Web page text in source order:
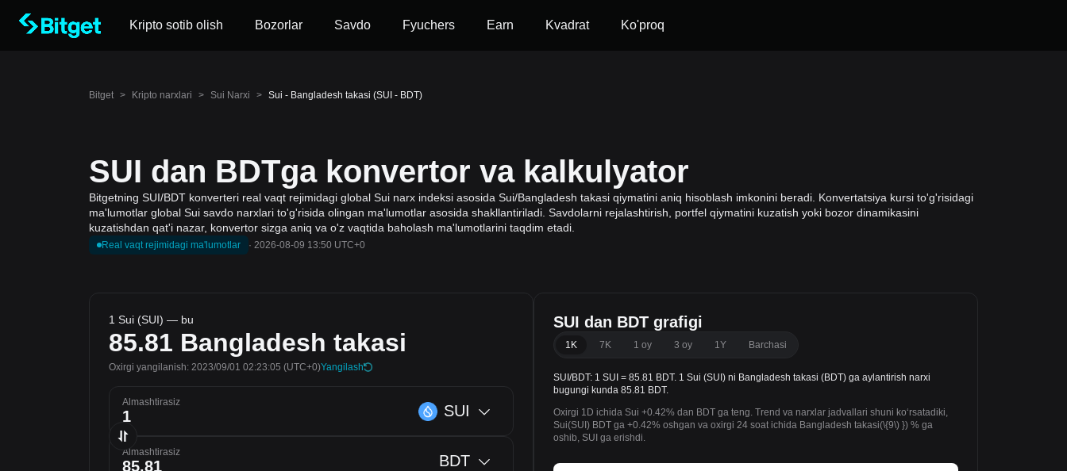
Kripto sotib olish Bozorlar Savdo Fyuchers Earn Kvadrat Ko'proq
Bitget > Kripto narxlari > Sui Narxi > Sui - Bangladesh takasi (SUI - BDT)
SUI dan BDTga konvertor va kalkulyator
Bitgetning SUI/BDT konverteri real vaqt rejimidagi global Sui narx indeksi asosida Sui/Bangladesh takasi qiymatini aniq hisoblash imkonini beradi. Konvertatsiya kursi to'g'risidagi
ma'lumotlar global Sui savdo narxlari to'g'risida olingan ma'lumotlar asosida shakllantiriladi. Savdolarni rejalashtirish, portfel qiymatini kuzatish yoki bozor dinamikasini
kuzatishdan qat'i nazar, konvertor sizga aniq va o'z vaqtida baholash ma'lumotlarini taqdim etadi.
Real vaqt rejimidagi ma'lumotlar · 2026-08-09 13:50 UTC+0
1 Sui (SUI) — bu
85.81 Bangladesh takasi
Oxirgi yangilanish: 2023/09/01 02:23:05 (UTC+0)Yangilash
Almashtirasiz SUI
Almashtirasiz BDT
SUI dan BDT grafigi
1K 7K 1 oy 3 oy 1Y Barchasi
SUI/BDT: 1 SUI = 85.81 BDT. 1 Sui (SUI) ni Bangladesh takasi (BDT) ga aylantirish narxi
bugungi kunda 85.81 BDT.
Oxirgi 1D ichida Sui +0.42% dan BDT ga teng. Trend va narxlar jadvallari shuni koʻrsatadiki,
Sui(SUI) BDT ga +0.42% oshgan va oxirgi 24 soat ichida Bangladesh takasi(\{9\) }) % ga
oshib, SUI ga erishdi.